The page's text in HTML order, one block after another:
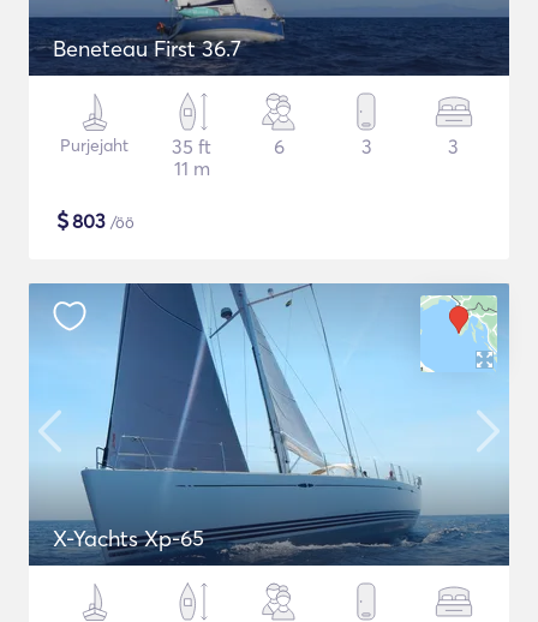
Beneteau First 36.7
Purjejaht
35 ft
11 m
6 3 3
$803 /öö
X-Yachts Xp-65